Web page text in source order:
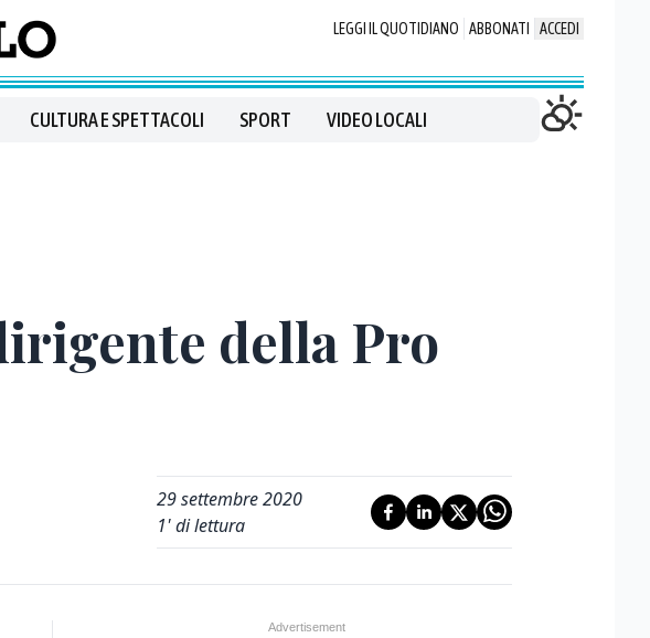
LEGGI IL QUOTIDIANO ABBONATI ACCEDI
CULTURA E SPETTACOLI SPORT VIDEO LOCALI
della Pro
29 settembre 2020
1' di lettura